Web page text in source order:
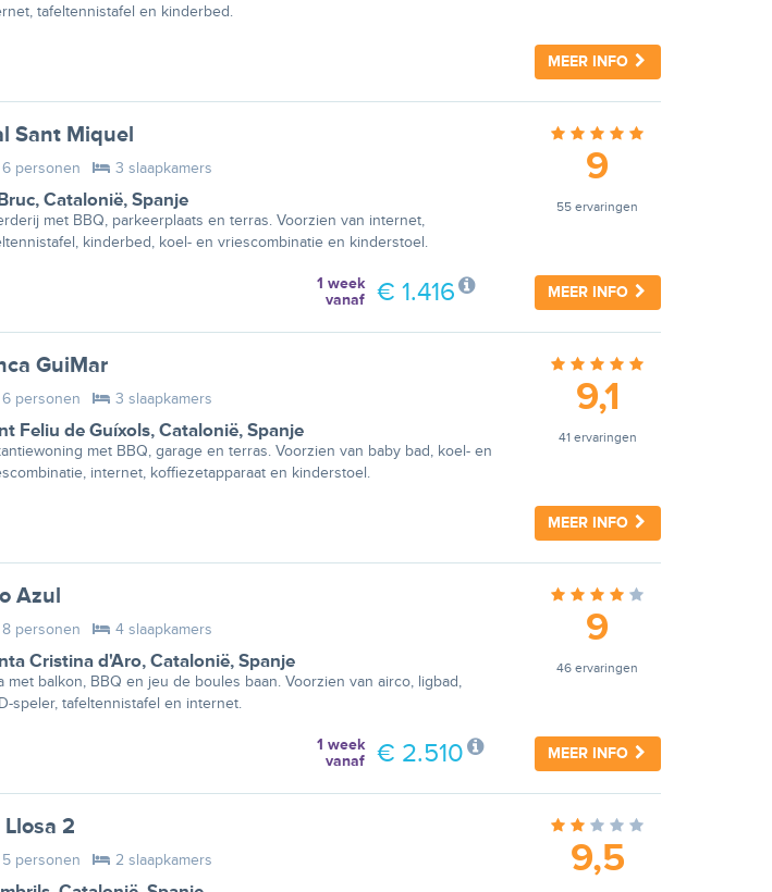
tafeltennistafel en kinderbed.
MEER INFO
Sant Miquel
6 personen 3 slaapkamers
, Catalonië, Spanje
met BBQ, parkeerplaats en terras. Voorzien van internet,
kinderbed, koel- en vriescombinatie en kinderstoel.
9
55 ervaringen
MEER INFO
1 week
vanaf
€ 1.416
GuiMar
6 personen 3 slaapkamers
Feliu de Guíxols, Catalonië, Spanje
met BBQ, garage en terras. Voorzien van baby bad, koel- en
internet, koffiezetapparaat en kinderstoel.
9,1
41 ervaringen
MEER INFO
Azul
8 personen 4 slaapkamers
Cristina d'Aro, Catalonië, Spanje
met balkon, BBQ en jeu de boules baan. Voorzien van airco, ligbad,
speler, tafeltennistafel en internet.
9
46 ervaringen
MEER INFO
1 week
vanaf
€ 2.510
Llosa 2
5 personen 2 slaapkamers 9,5